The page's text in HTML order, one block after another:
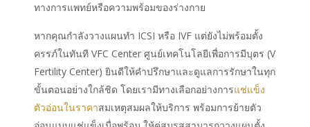
ทางการแพทย์หรือความพร้อมของร่างกาย
หากคุณกำลังวางแผนทำ ICSI หรือ IVF แต่ยังไม่พร้อมตั้ง
ครรภ์ในทันที VFC Center ศูนย์เทคโนโลยีเพื่อการมีบุตร (V
Fertility Center) ยินดีให้คำปรึกษาและดูแลการรักษาในทุก
ขั้นตอนอย่างใกล้ชิด โดยเรามีทางเลือกอย่างการแช่แข็ง
ตัวอ่อนในราคาสมเหตุสมผลให้บริการ พร้อมการย้ายตัว